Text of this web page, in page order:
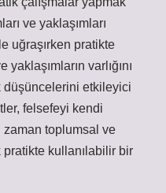
ve yaklaşımları
uğraşırken pratikte
varlığını
düşüncelerini etkileyici
felsefeyi kendi
zaman toplumsal ve
kullanılabilir bir